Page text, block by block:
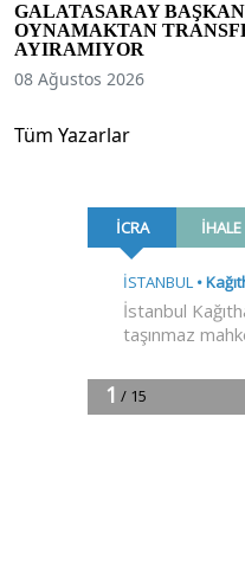
GALATASARAY
OYNAMAKTAN
AYIRAMIYOR
08 Ağustos 2026
Tüm Yazarlar